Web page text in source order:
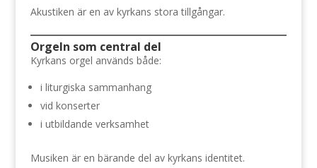
Akustiken är en av kyrkans stora tillgångar.
Orgeln som central del
Kyrkans orgel används både:
i liturgiska sammanhang
vid konserter
i utbildande verksamhet
Musiken är en bärande del av kyrkans identitet.